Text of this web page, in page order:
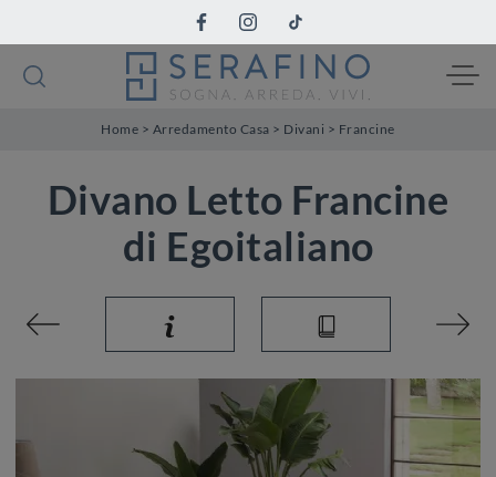
Home > Arredamento Casa > Divani > Francine
Divano Letto Francine
di Egoitaliano